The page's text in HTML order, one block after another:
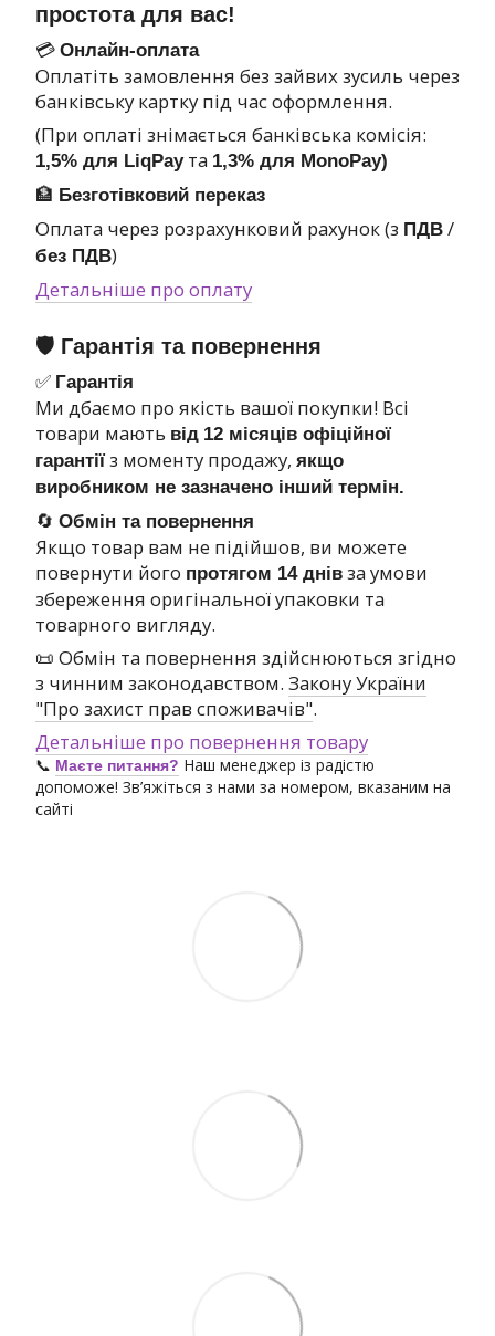
простота для вас!
💳 Онлайн-оплата
Оплатіть замовлення без зайвих зусиль через
банківську картку під час оформлення.
(При оплаті знімається банківська комісія:
1,5% для LiqPayта 1,3% для MonoPay)
🏦 Безготівковий переказ
Оплата через розрахунковий рахунок (з ПДВ /
без ПДВ)
Детальніше про оплату
🛡 Гарантія та повернення
✅ Гарантія
Ми дбаємо про якість вашої покупки! Всі
товари мають від 12 місяців офіційної
гарантії з моменту продажу, якщо
виробником не зазначено інший термін.
🔄 Обмін та повернення
Якщо товар вам не підійшов, ви можете
повернути його протягом 14 днів за умови
збереження оригінальної упаковки та
товарного вигляду.
📜 Обмін та повернення здійснюються згідно
з чинним законодавством. Закону України
"Про захист прав споживачів".
Детальніше про повернення товару
📞 Маєте питання? Наш менеджер із радістю
допоможе! Зв’яжіться з нами за номером, вказаним на
сайті